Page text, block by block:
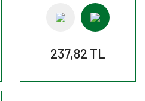
237,82 TL